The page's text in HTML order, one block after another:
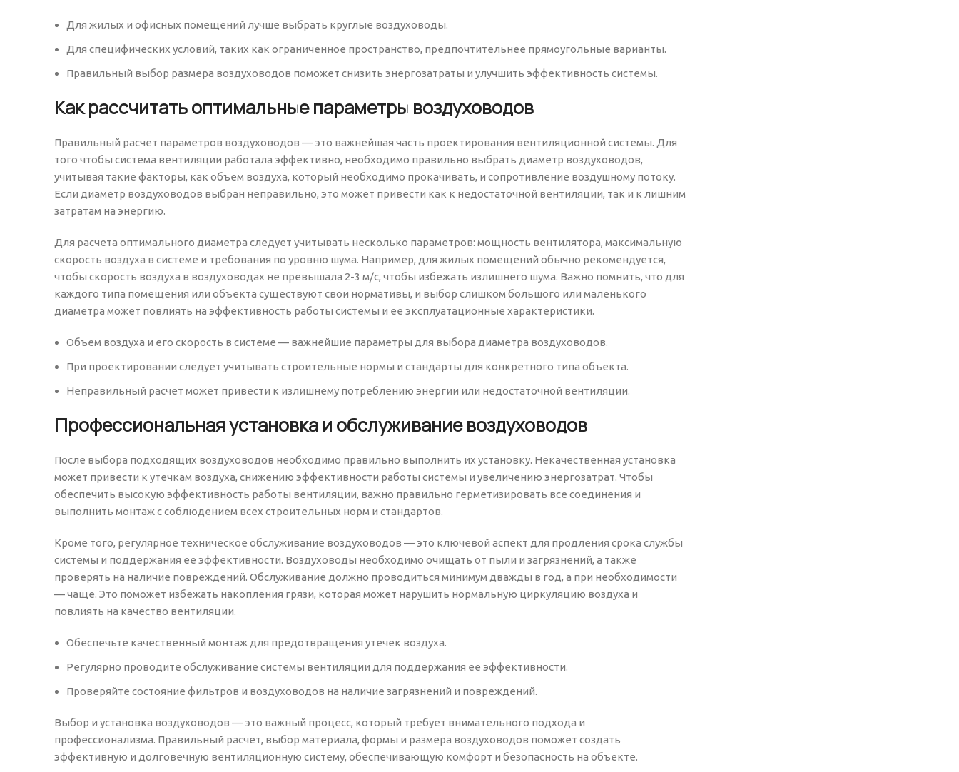
Для жилых и офисных помещений лучше выбрать круглые воздуховоды.
Для специфических условий, таких как ограниченное пространство, предпочтительнее прямоугольные варианты.
Правильный выбор размера воздуховодов поможет снизить энергозатраты и улучшить эффективность системы.
Как рассчитать оптимальные параметры воздуховодов
Правильный расчет параметров воздуховодов — это важнейшая часть проектирования вентиляционной системы. Для
того чтобы система вентиляции работала эффективно, необходимо правильно выбрать диаметр воздуховодов,
учитывая такие факторы, как объем воздуха, который необходимо прокачивать, и сопротивление воздушному потоку.
Если диаметр воздуховодов выбран неправильно, это может привести как к недостаточной вентиляции, так и к лишним
затратам на энергию.
Для расчета оптимального диаметра следует учитывать несколько параметров: мощность вентилятора, максимальную
скорость воздуха в системе и требования по уровню шума. Например, для жилых помещений обычно рекомендуется,
чтобы скорость воздуха в воздуховодах не превышала 2-3 м/с, чтобы избежать излишнего шума. Важно помнить, что для
каждого типа помещения или объекта существуют свои нормативы, и выбор слишком большого или маленького
диаметра может повлиять на эффективность работы системы и ее эксплуатационные характеристики.
Объем воздуха и его скорость в системе — важнейшие параметры для выбора диаметра воздуховодов.
При проектировании следует учитывать строительные нормы и стандарты для конкретного типа объекта.
Неправильный расчет может привести к излишнему потреблению энергии или недостаточной вентиляции.
Профессиональная установка и обслуживание воздуховодов
После выбора подходящих воздуховодов необходимо правильно выполнить их установку. Некачественная установка
может привести к утечкам воздуха, снижению эффективности работы системы и увеличению энергозатрат. Чтобы
обеспечить высокую эффективность работы вентиляции, важно правильно герметизировать все соединения и
выполнить монтаж с соблюдением всех строительных норм и стандартов.
Кроме того, регулярное техническое обслуживание воздуховодов — это ключевой аспект для продления срока службы
системы и поддержания ее эффективности. Воздуховоды необходимо очищать от пыли и загрязнений, а также
проверять на наличие повреждений. Обслуживание должно проводиться минимум дважды в год, а при необходимости
— чаще. Это поможет избежать накопления грязи, которая может нарушить нормальную циркуляцию воздуха и
повлиять на качество вентиляции.
Обеспечьте качественный монтаж для предотвращения утечек воздуха.
Регулярно проводите обслуживание системы вентиляции для поддержания ее эффективности.
Проверяйте состояние фильтров и воздуховодов на наличие загрязнений и повреждений.
Выбор и установка воздуховодов — это важный процесс, который требует внимательного подхода и
профессионализма. Правильный расчет, выбор материала, формы и размера воздуховодов поможет создать
эффективную и долговечную вентиляционную систему, обеспечивающую комфорт и безопасность на объекте.